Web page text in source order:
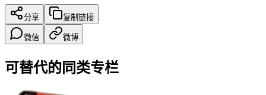
分享 复制链接
微信 微博
可替代的同类专栏